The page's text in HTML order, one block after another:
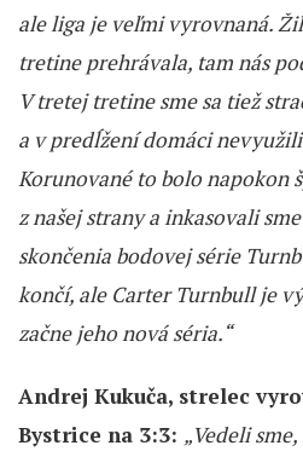
ale liga je veľmi vyrovnaná.
tretine prehrávala, tam nás
V tretej tretine sme sa tiež
a v predĺžení domáci
Korunované to bolo napokon
z našej strany a inkasovali
skončenia bodovej série
končí, ale Carter Turnbull je
začne jeho nová séria.“
Andrej Kukuča, strelec
Bystrice na 3:3: „Vedeli